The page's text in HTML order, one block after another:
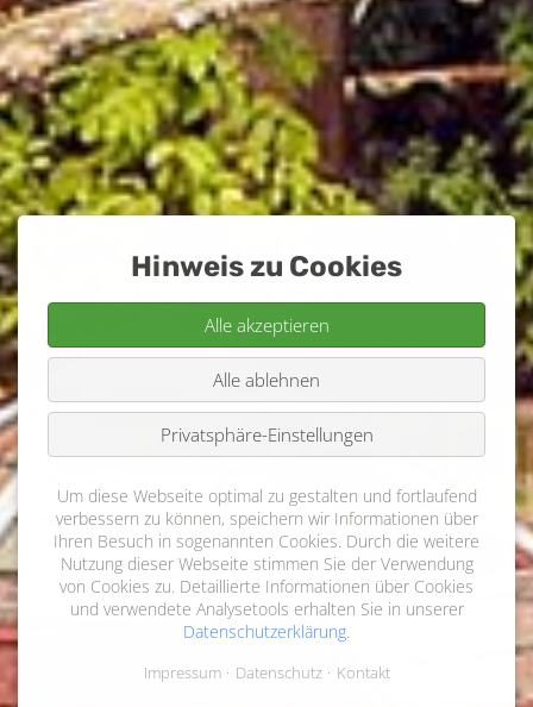
Hinweis zu Cookies
Alle akzeptieren
Alle ablehnen
Privatsphäre-Einstellungen
Um diese Webseite optimal zu gestalten und fortlaufend
verbessern zu können, speichern wir Informationen über
Ihren Besuch in sogenannten Cookies. Durch die weitere
Nutzung dieser Webseite stimmen Sie der Verwendung
von Cookies zu. Detaillierte Informationen über Cookies
und verwendete Analysetools erhalten Sie in unserer
Datenschutzerklärung.
Impressum Datenschutz Kontakt